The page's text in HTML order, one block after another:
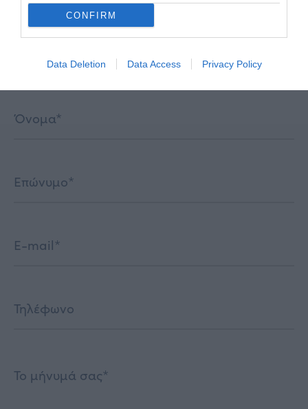
CONFIRM
Data Deletion Data Access Privacy Policy
Ενδιαφέρεστε για τις υπηρεσίες μας;
Επικοινωνήστε άμεσα μαζί μας για να σας
καθοδηγήσουμε κατάλληλα.